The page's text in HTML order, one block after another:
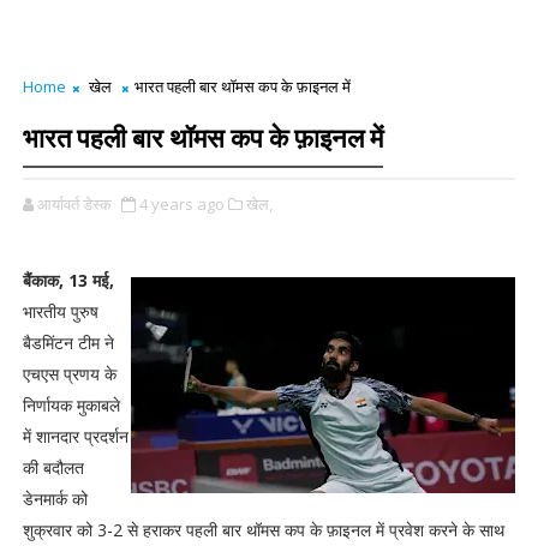
Home खेल भारत पहली बार थॉमस कप के फ़ाइनल में
भारत पहली बार थॉमस कप के फ़ाइनल में
आर्यावर्त डेस्क 4 years ago खेल,
बैंकाक, 13 मई,
भारतीय पुरुष
बैडमिंटन टीम ने
एचएस प्रणय के
निर्णायक मुकाबले
में शानदार प्रदर्शन
की बदौलत
डेनमार्क को
शुक्रवार को 3-2 से हराकर पहली बार थॉमस कप के फ़ाइनल में प्रवेश करने के साथ